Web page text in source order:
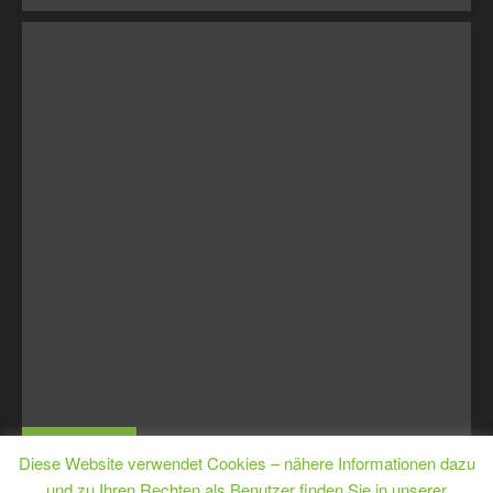
MJugE
Diese Website verwendet Cookies – nähere Informationen dazu